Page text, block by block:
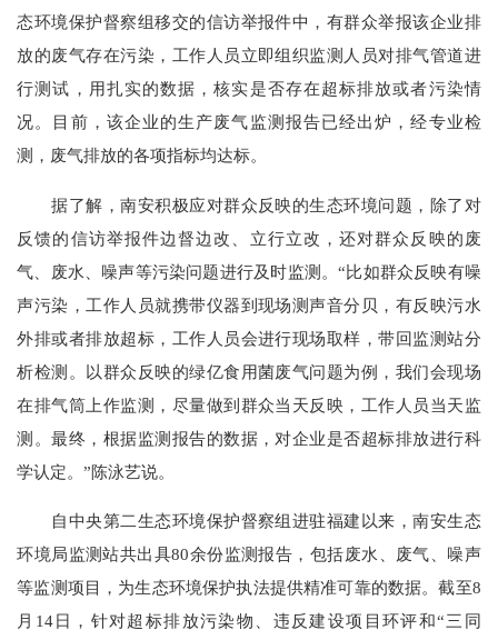
态环境保护督察组移交的信访举报件中，有群众举报该企业排
放的废气存在污染，工作人员立即组织监测人员对排气管道进
行测试，用扎实的数据，核实是否存在超标排放或者污染情
况。目前，该企业的生产废气监测报告已经出炉，经专业检
测，废气排放的各项指标均达标。
据了解，南安积极应对群众反映的生态环境问题，除了对
反馈的信访举报件边督边改、立行立改，还对群众反映的废
气、废水、噪声等污染问题进行及时监测。“比如群众反映有噪
声污染，工作人员就携带仪器到现场测声音分贝，有反映污水
外排或者排放超标，工作人员会进行现场取样，带回监测站分
析检测。以群众反映的绿亿食用菌废气问题为例，我们会现场
在排气筒上作监测，尽量做到群众当天反映，工作人员当天监
测。最终，根据监测报告的数据，对企业是否超标排放进行科
学认定。”陈泳艺说。
自中央第二生态环境保护督察组进驻福建以来，南安生态
环境局监测站共出具80余份监测报告，包括废水、废气、噪声
等监测项目，为生态环境保护执法提供精准可靠的数据。截至8
月14日，针对超标排放污染物、违反建设项目环评和“三同